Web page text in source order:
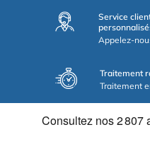
Service
Appelez-
Traitement
Traitement